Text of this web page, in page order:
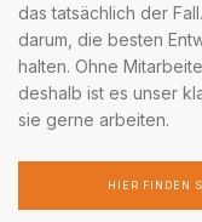
das tatsächlich der
darum, die besten
halten. Ohne
deshalb ist es unser
sie gerne arbeiten.
HIER FINDEN